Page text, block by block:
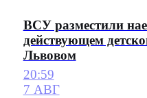
ВСУ разместили
действующем
Львовом
20:59
7 АВГ